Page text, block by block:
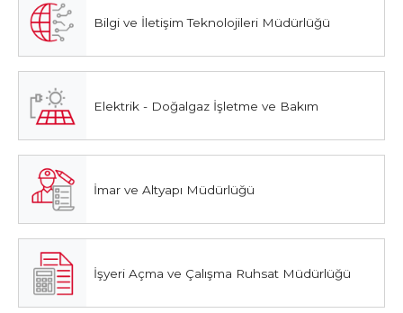
Bilgi ve İletişim Teknolojileri Müdürlüğü
Elektrik - Doğalgaz İşletme ve Bakım
İmar ve Altyapı Müdürlüğü
İşyeri Açma ve Çalışma Ruhsat Müdürlüğü